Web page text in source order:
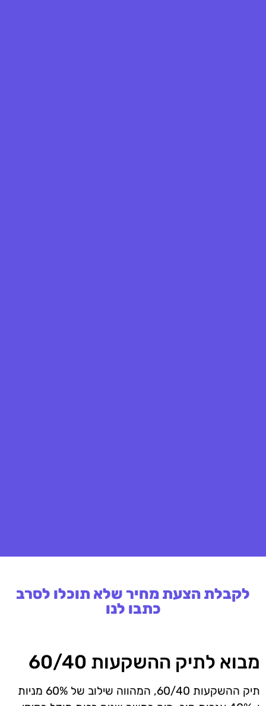
לקבלת הצעת מחיר שלא תוכלו לסרב
כתבו לנו
מבוא לתיק ההשקעות 60/40
תיק ההשקעות 60/40, המהווה שילוב של 60% מניות